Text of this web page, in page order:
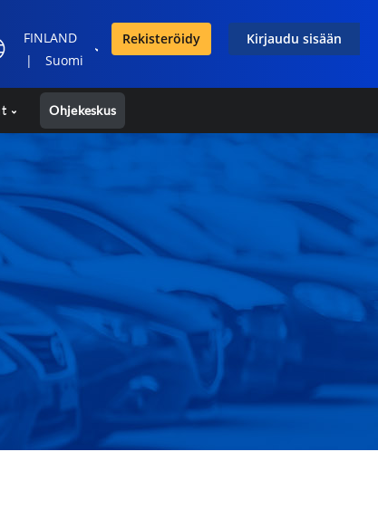
FINLAND
|
Suomi
Rekisteröidy Kirjaudu sisään
Ohjekeskus